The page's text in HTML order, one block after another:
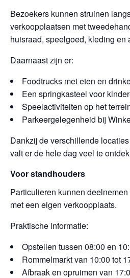
Bezoekers kunnen struinen
verkoopplaatsen met
huisraad, speelgoed, kleding en
Daarnaast zijn er:
Foodtrucks met eten en
Een springkasteel voor
Speelactiviteiten op het
Parkeergelegenheid bij
Dankzij de verschillende
valt er de hele dag veel te
Voor standhouders
Particulieren kunnen
met een eigen verkoopplaats.
Praktische informatie:
Opstellen tussen 08:00 en
Rommelmarkt van 10:00 tot
Afbraak en opruimen van